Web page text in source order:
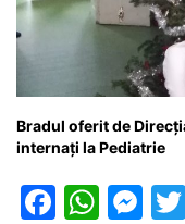
Bradul oferit de
internați la Pediatrie
F
W M